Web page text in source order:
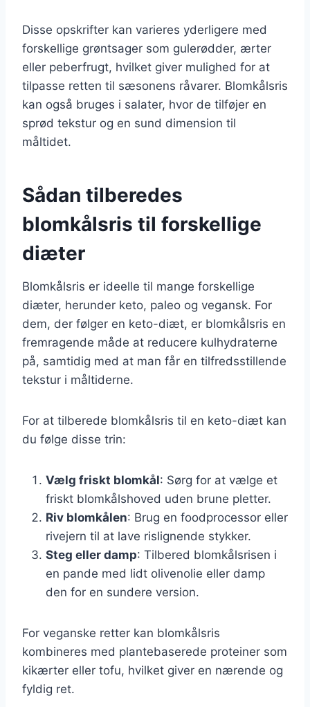
Disse opskrifter kan varieres yderligere med
forskellige grøntsager som gulerødder, ærter
eller peberfrugt, hvilket giver mulighed for at
tilpasse retten til sæsonens råvarer. Blomkålsris
kan også bruges i salater, hvor de tilføjer en
sprød tekstur og en sund dimension til
måltidet.
Sådan tilberedes
blomkålsris til forskellige
diæter
Blomkålsris er ideelle til mange forskellige
diæter, herunder keto, paleo og vegansk. For
dem, der følger en keto-diæt, er blomkålsris en
fremragende måde at reducere kulhydraterne
på, samtidig med at man får en tilfredsstillende
tekstur i måltiderne.
For at tilberede blomkålsris til en keto-diæt kan
du følge disse trin:
Vælg friskt blomkål: Sørg for at vælge et
friskt blomkålshoved uden brune pletter.
Riv blomkålen: Brug en foodprocessor eller
rivejern til at lave rislignende stykker.
Steg eller damp: Tilbered blomkålsrisen i
en pande med lidt olivenolie eller damp
den for en sundere version.
For veganske retter kan blomkålsris
kombineres med plantebaserede proteiner som
kikærter eller tofu, hvilket giver en nærende og
fyldig ret.